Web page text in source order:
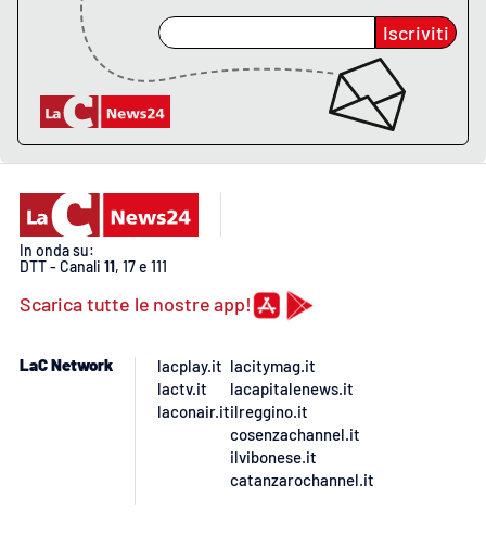
Lacapitalenews.it
Ilreggino.it
Ilvibonese.it
Catanzarochannel.it
Android
Iscriviti
In onda su:
DTT - Canali 11, 17 e 111
Scarica tutte le nostre app!
LaC Network
lacplay.it
lactv.it
laconair.it
lacitymag.it
lacapitalenews.it
ilreggino.it
cosenzachannel.it
ilvibonese.it
catanzarochannel.it